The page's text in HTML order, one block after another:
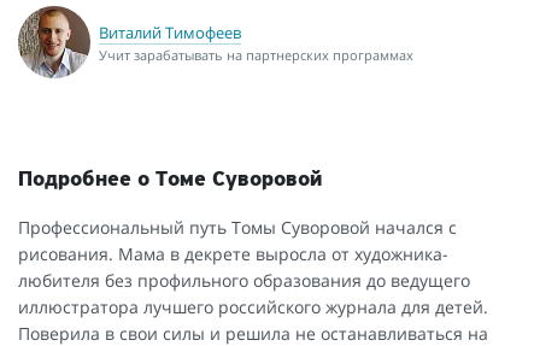
Виталий Тимофеев
Учит зарабатывать на партнерских программах
Подробнее о Томе Суворовой
Профессиональный путь Томы Суворовой начался с
рисования. Мама в декрете выросла от художника-
любителя без профильного образования до ведущего
иллюстратора лучшего российского журнала для детей.
Поверила в свои силы и решила не останавливаться на